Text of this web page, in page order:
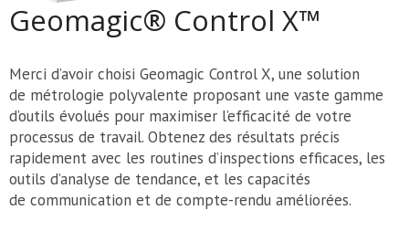
Geomagic® Control X™
Merci d’avoir choisi Geomagic Control X, une solution
de métrologie polyvalente proposant une vaste gamme
d’outils évolués pour maximiser l’efficacité de votre
processus de travail. Obtenez des résultats précis
rapidement avec les routines d’inspections efficaces, les
outils d’analyse de tendance, et les capacités
de communication et de compte-rendu améliorées.